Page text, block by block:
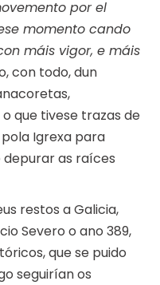
por el
momento cando
máis vigor, e máis
con todo, dun
que tivese trazas de
Igrexa para
as raíces
restos a Galicia,
Severo o ano 389,
que se puido
seguirían os